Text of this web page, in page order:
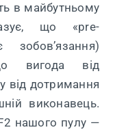
в майбутньому
що «pre-
зобов’язання)
вигода від
від дотримання
виконавець.
нашого пулу —